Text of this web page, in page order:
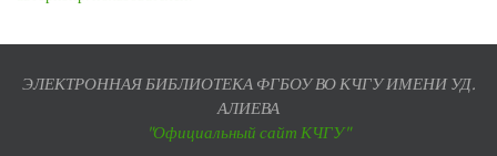
ЭЛЕКТРОННАЯ БИБЛИОТЕКА ФГБОУ ВО КЧГУ ИМЕНИ УД.
АЛИЕВА
"Официальный сайт КЧГУ"